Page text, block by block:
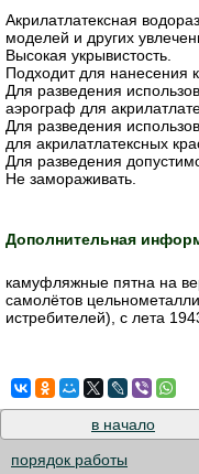
Акрилатлатексная
моделей и других
Высокая укрывистость.
Подходит для нанесения
Для разведения
аэрограф для
Для разведения
для акрилатлатексных
Для разведения
Не замораживать.
Дополнительная
камуфляжные пятна на
самолётов
истребителей), с лета
в начало
порядок работы